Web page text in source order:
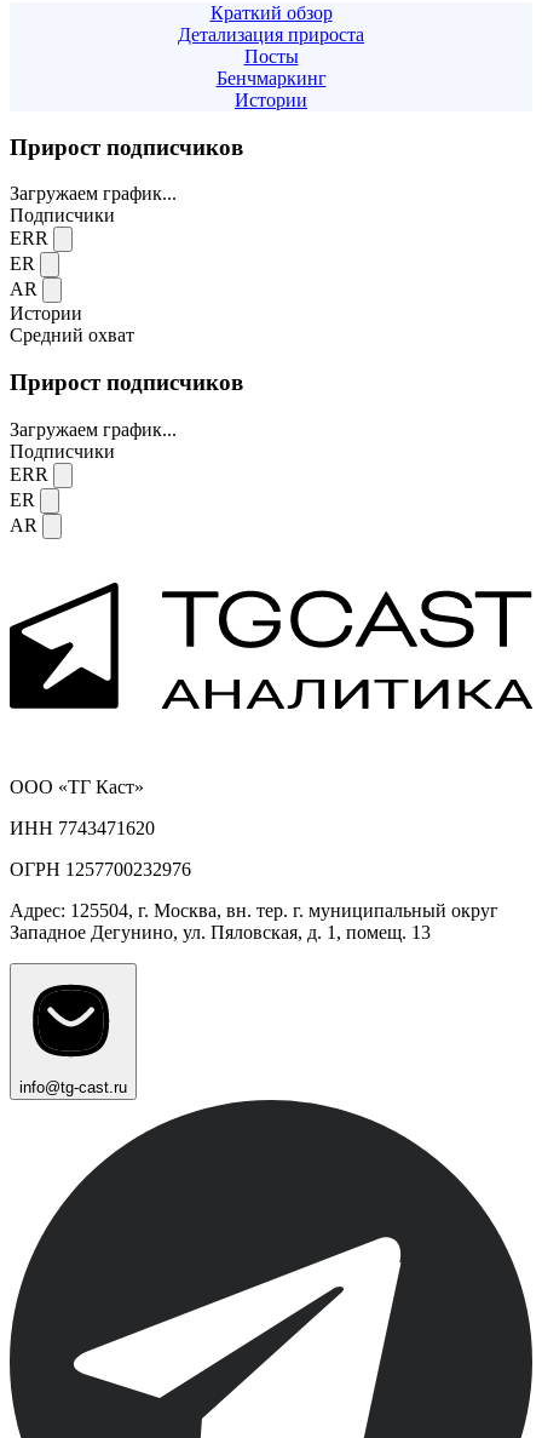
Краткий обзор
Детализация прироста
Посты
Бенчмаркинг
Истории
Прирост подписчиков
Загружаем график...
Подписчики
ERR
ER
AR
Истории
Средний охват
Прирост подписчиков
Загружаем график...
Подписчики
ERR
ER
AR
ООО «ТГ Каст»
ИНН 7743471620
ОГРН 1257700232976
Адрес: 125504, г. Москва, вн. тер. г. муниципальный округ
Западное Дегунино, ул. Пяловская, д. 1, помещ. 13
info@tg-cast.ru